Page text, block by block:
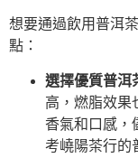
想要通過飲用普洱
點：
選擇優質普洱
高，燃脂效果
香氣和口感，
考嶢陽茶行的